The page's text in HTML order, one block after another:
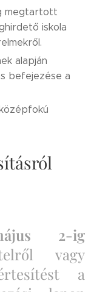
megtartott
iskola
alapján
befejezése a
2-ig
vagy
a